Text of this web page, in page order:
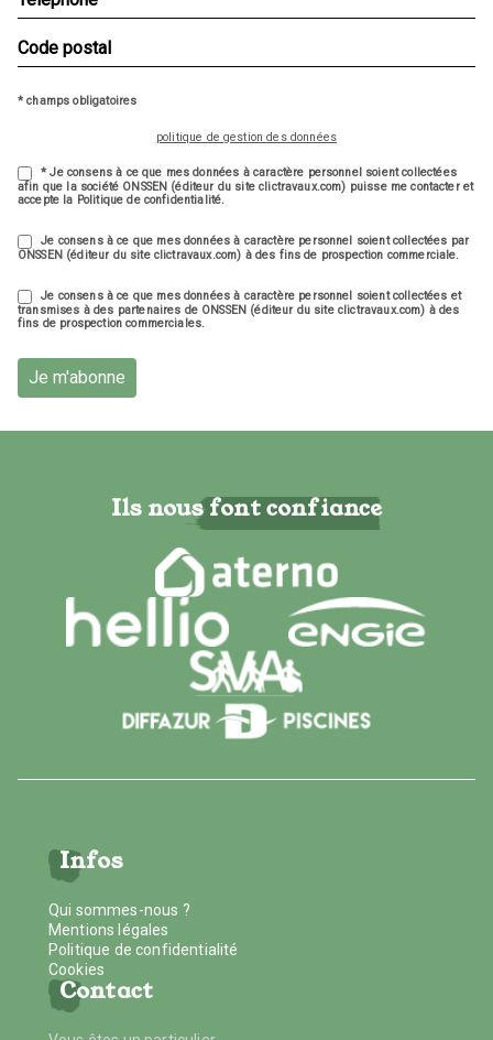
* champs obligatoires
politique de gestion des données
* Je consens à ce que mes données à caractère personnel soient collectées
afin que la société ONSSEN (éditeur du site clictravaux.com) puisse me contacter et
accepte la Politique de confidentialité.
Je consens à ce que mes données à caractère personnel soient collectées par
ONSSEN (éditeur du site clictravaux.com) à des fins de prospection commerciale.
Je consens à ce que mes données à caractère personnel soient collectées et
transmises à des partenaires de ONSSEN (éditeur du site clictravaux.com) à des
fins de prospection commerciales.
Je m'abonne
Ils nous font confiance
Infos
Qui sommes-nous ?
Mentions légales
Politique de confidentialité
Cookies
Contact